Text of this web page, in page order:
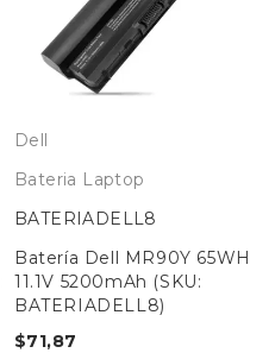
Dell
Bateria Laptop
BATERIADELL8
Batería Dell MR90Y 65WH
11.1V 5200mAh (SKU:
BATERIADELL8)
$71,87